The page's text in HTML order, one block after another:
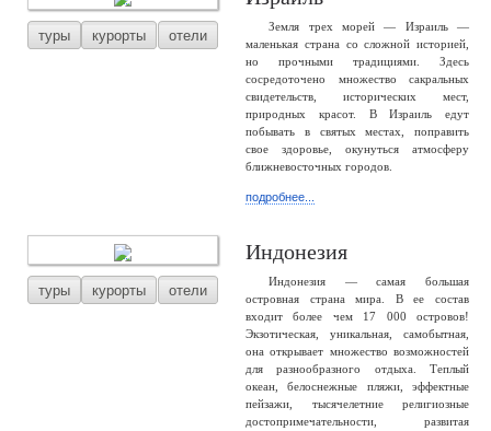
туры курорты отели
Земля трех морей — Израиль —
маленькая страна со сложной историей,
но прочными традициями. Здесь
сосредоточено множество сакральных
свидетельств, исторических мест,
природных красот. В Израиль едут
побывать в святых местах, поправить
свое здоровье, окунуться атмосферу
ближневосточных городов.
подробнее...
туры курорты отели
Индонезия
Индонезия — самая большая
островная страна мира. В ее состав
входит более чем 17 000 островов!
Экзотическая, уникальная, самобытная,
она открывает множество возможностей
для разнообразного отдыха. Теплый
океан, белоснежные пляжи, эффектные
пейзажи, тысячелетние религиозные
достопримечательности, развитая